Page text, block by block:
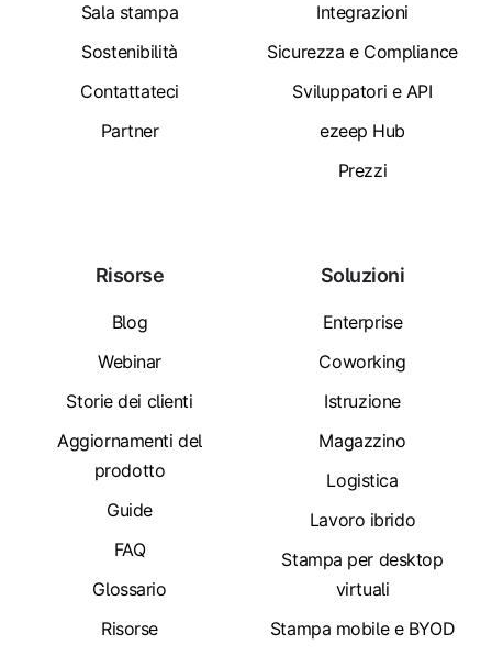
Sala stampa
Sostenibilità
Contattateci
Partner
Integrazioni
Sicurezza e Compliance
Sviluppatori e API
ezeep Hub
Prezzi
Risorse
Blog
Webinar
Storie dei clienti
Aggiornamenti del
prodotto
Guide
FAQ
Glossario
Risorse
Soluzioni
Enterprise
Coworking
Istruzione
Magazzino
Logistica
Lavoro ibrido
Stampa per desktop
virtuali
Stampa mobile e BYOD